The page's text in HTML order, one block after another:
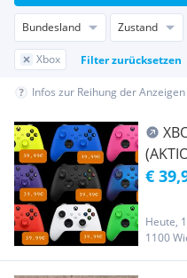
Bundesland Zustand
Xbox Filter zurücksetzen
Infos zur Reihung der Anzeigen
€
Heute,
1100